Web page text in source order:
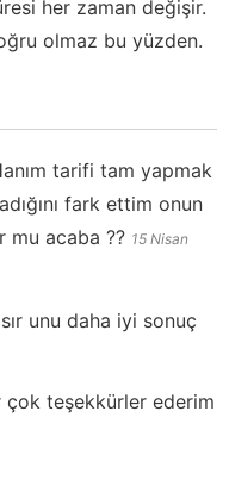
her zaman değişir.
olmaz bu yüzden.
tarifi tam yapmak
fark ettim onun
mu acaba ?? 15 Nisan
unu daha iyi sonuç
çok teşekkürler ederim